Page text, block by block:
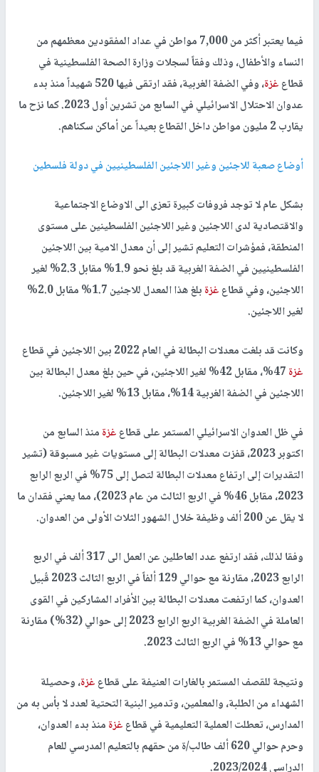
فيما يعتبر أكثر من 7,000 مواطن في عداد المفقودين معظمهم من
النساء والأطفال، وذلك وفقاً لسجلات وزارة الصحة الفلسطينية في
قطاعغزة
، وفي الضفة الغربية، فقد ارتقى فيها 520 شهيداً منذ بدء
عدوان الاحتلال الاسرائيلي في السابع من تشرين أول 2023. كما نزح ما
يقارب 2 مليون مواطن داخل القطاع بعيداً عن أماكن سكناهم.
أوضاع صعبة للاجئين وغير اللاجئين الفلسطينيين في دولة فلسطين
بشكل عام لا توجد فروفات كبيرة تعزى الى الاوضاع الاجتماعية
والاقتصادية لدى اللاجئين وغير اللاجئين الفلسطينين على مستوى
المنطقة، فمؤشرات التعليم تشير إلى أن معدل الامية بين اللاجئين
الفلسطينيين في الضفة الغربية قد بلغ نحو 1.9% مقابل 2.3% لغير
اللاجئين، وفي قطاعغزة
بلغ هذا المعدل للاجئين 1.7% مقابل 2.0%
لغير اللاجئين.
وكانت قد بلغت معدلات البطالة في العام 2022 بين اللاجئين في قطاع
غزة
47%، مقابل 42% لغير اللاجئين، في حين بلغ معدل البطالة بين
اللاجئين في الضفة الغربية 14%، مقابل 13% لغير اللاجئين.
في ظل العدوان الاسرائيلي المستمر على قطاعغزةمنذ السابع من
اكتوبر 2023، قفزت معدلات البطالة إلى مستويات غير مسبوقة (تشير
التقديرات إلى ارتفاع معدلات البطالة لتصل إلى 75% في الربع الرابع
2023، مقابل 46% في الربع الثالث من عام 2023)، مما يعني فقدان ما
لا يقل عن 200 ألف وظيفة خلال الشهور الثلاث الأولى من العدوان.
وفقا لذلك، فقد ارتفع عدد العاطلين عن العمل الى 317 ألف في الربع
الرابع 2023، مقارنة مع حوالي 129 ألفاً في الربع الثالث 2023 قُبيل
العدوان، كما ارتفعت معدلات البطالة بين الأفراد المشاركين في القوى
العاملة في الضفة الغربية الربع الرابع 2023 إلى حوالي (32%) مقارنة
مع حوالي 13% في الربع الثالث 2023.
ونتيجة للقصف المستمر بالغارات العنيفة على قطاعغزة، وحصيلة
الشهداء من الطلبة، والمعلمين، وتدمير البنية التحتية لعدد لا بأس به من
المدارس، تعطلت العملية التعليمية في قطاعغزةمنذ بدء العدوان،
وحرم حوالي 620 ألف طالب/ة من حقهم بالتعليم المدرسي للعام
الدراسي 2023/2024.